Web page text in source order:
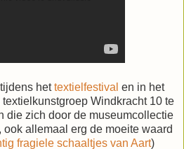
hettextielfestival en in het
Windkracht 10 te
die zich door de museumcollectie
allemaal erg de moeite waard
fragiele schaaltjes van Aart)